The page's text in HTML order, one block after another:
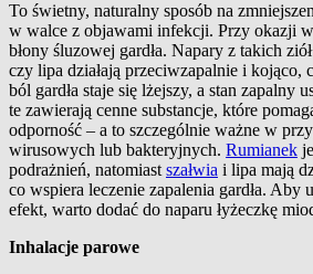
To świetny, naturalny sposób na
w walce z objawami infekcji. Przy okazji
błony śluzowej gardła. Napary z takich
czy lipa działają przeciwzapalnie i kojąco,
ból gardła staje się lżejszy, a stan zapalny
te zawierają cenne substancje, które
odporność – a to szczególnie ważne w
wirusowych lub bakteryjnych. Rumianek
podrażnień, natomiast szałwia i lipa mają
co wspiera leczenie zapalenia gardła. Aby
efekt, warto dodać do naparu łyżeczkę
Inhalacje parowe